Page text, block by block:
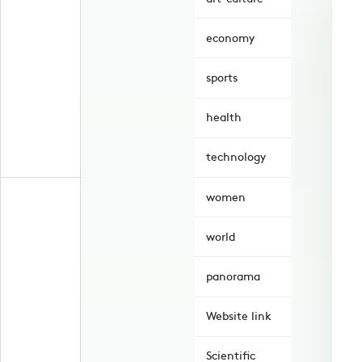
economy
sports
health
technology
women
world
panorama
Website link
Scientific